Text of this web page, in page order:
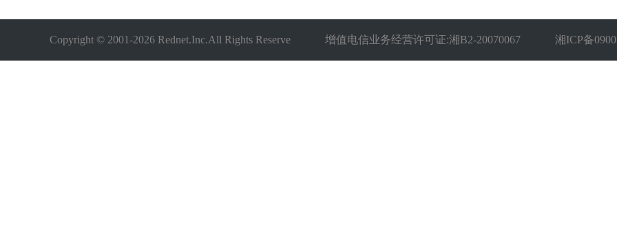
Copyright © 2001-2026 Rednet.Inc.All Rights Reserve 增值电信业务经营许可证:湘B2-20070067 湘ICP备